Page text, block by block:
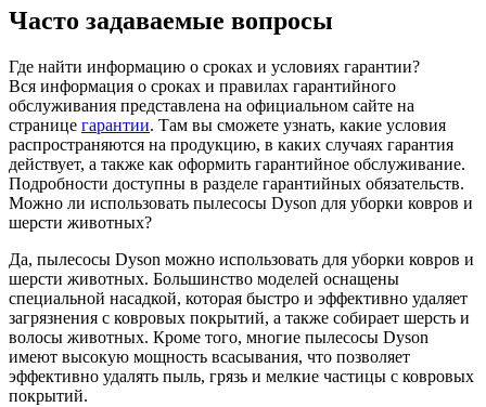
Часто задаваемые вопросы
Где найти информацию о сроках и условиях гарантии?
Вся информация о сроках и правилах гарантийного
обслуживания представлена на официальном сайте на
странице гарантии. Там вы сможете узнать, какие условия
распространяются на продукцию, в каких случаях гарантия
действует, а также как оформить гарантийное обслуживание.
Подробности доступны в разделе гарантийных обязательств.
Можно ли использовать пылесосы Dyson для уборки ковров и
шерсти животных?
Да, пылесосы Dyson можно использовать для уборки ковров и
шерсти животных. Большинство моделей оснащены
специальной насадкой, которая быстро и эффективно удаляет
загрязнения с ковровых покрытий, а также собирает шерсть и
волосы животных. Кроме того, многие пылесосы Dyson
имеют высокую мощность всасывания, что позволяет
эффективно удалять пыль, грязь и мелкие частицы с ковровых
покрытий.